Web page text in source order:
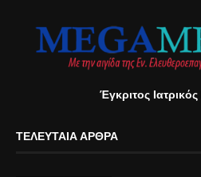
Έγκριτος
ΤΕΛΕΥΤΑΊΑ ΆΡΘΡΑ